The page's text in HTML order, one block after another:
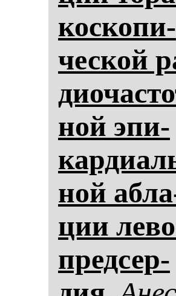
кос­ко­пи­
чес­кой
ной эпи­
ной
ции
пред­сер­